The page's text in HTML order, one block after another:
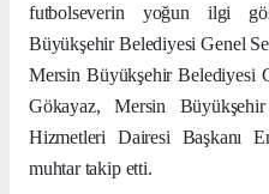
futbolseverin yoğun ilgi
Büyükşehir Belediyesi Genel
Mersin Büyükşehir Belediyesi
Gökayaz, Mersin
Hizmetleri Dairesi Başkanı
muhtar takip etti.